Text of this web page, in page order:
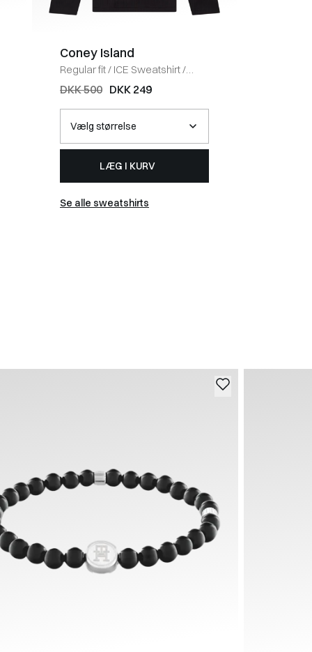
Coney Island
Regular fit/ ICE Sweatshirt/
BLACK
DKK 500 DKK 249
LÆG I KURV
Se alle sweatshirts